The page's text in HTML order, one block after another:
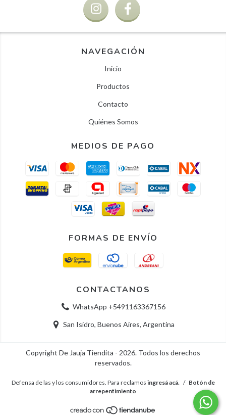
NAVEGACIÓN
Inicio
Productos
Contacto
Quiénes Somos
MEDIOS DE PAGO
FORMAS DE ENVÍO
CONTACTANOS
WhatsApp +5491163367156
San Isidro, Buenos Aires, Argentina
Copyright De Jauja Tiendita - 2026. Todos los derechos
reservados.
Defensa de las y los consumidores. Para reclamos ingresá acá. / Botón de
arrepentimiento